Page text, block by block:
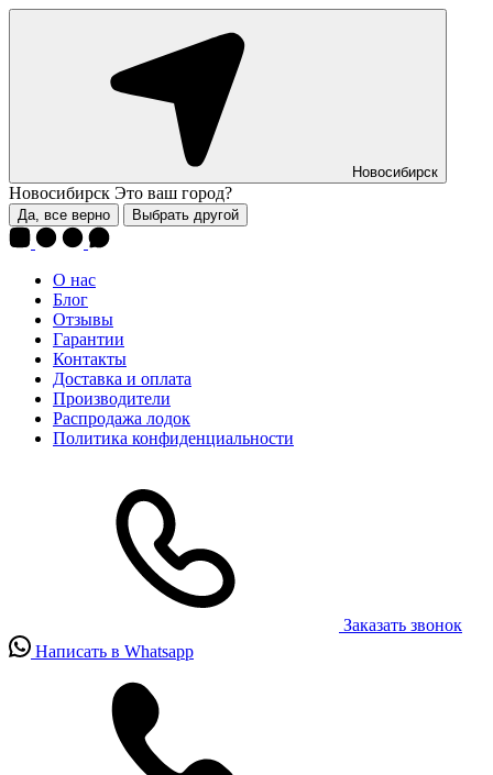
Новосибирск
Новосибирск Это ваш город?
Да, все верно Выбрать другой
О нас
Блог
Отзывы
Гарантии
Контакты
Доставка и оплата
Производители
Распродажа лодок
Политика конфиденциальности
Заказать звонок
Написать в Whatsapp